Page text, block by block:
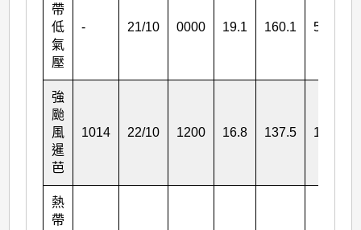
帶
低
氣
壓
- 21/10 0000 19.1 160.1 55
強
颱
風
暹
芭
1014 22/10 1200 16.8 137.5 175
熱
帶